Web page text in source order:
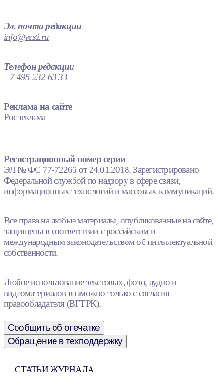
Эл. почта редакции
info@vesti.ru
Телефон редакции
+7 495 232 63 33
Реклама на сайте
Росреклама
Регистрационный номер серии
ЭЛ № ФС 77-72266 от 24.01.2018. Зарегистрировано
Федеральной службой по надзору в сфере связи,
информационных технологий и массовых коммуникаций.
Все права на любые материалы, опубликованные на сайте,
защищены в соответствии с российским и
международным законодательством об интеллектуальной
собственности.
Любое использование текстовых, фото, аудио и
видеоматериалов возможно только с согласия
правообладателя (ВГТРК).
Сообщить об опечатке
Обращение в техподдержку
СТАТЬИ ЖУРНАЛА